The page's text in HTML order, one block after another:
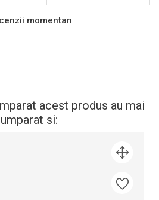
momentan
acest produs au mai
si: